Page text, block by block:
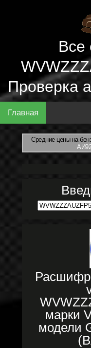
Все
Проверка
Главная
Средние цены на
марки
модели